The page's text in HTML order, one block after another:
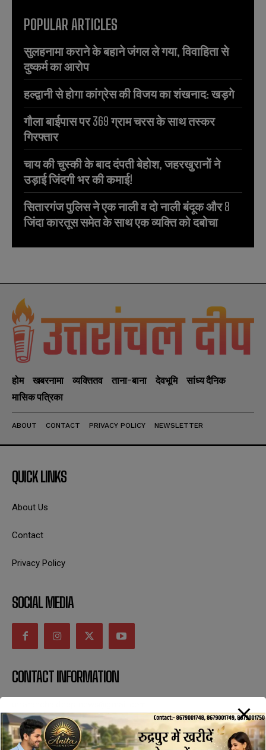
POPULAR ARTICLES
सुलहनामा कराने के बहाने जंगल ले गया, विवाहिता से
दुष्कर्म का आरोप
हल्द्वानी से होगा कांग्रेस की विजय का शंखनाद: खड़गे
गौला बाईपास पर 369 ग्राम चरस के साथ तस्कर
गिरफ्तार
चाय की चुस्की के बाद दंपती बेहोश, जहरखुरानों ने
उड़ाई जिंदगी भर की कमाई!
सितारगंज पुलिस ने एक नाली व दो नाली बंदूक और 8
जिंदा कारतूस समेत के साथ एक व्यक्ति को दबोचा
होम खबरनामा व्यक्तितव ताना-बाना देवभूमि
सांध्य दैनिक
मासिक पत्रिका
ABOUT CONTACT PRIVACY POLICY NEWSLETTER
QUICK LINKS
About Us
Contact
Privacy Policy
SOCIAL MEDIA
CONTACT INFORMATION
SUBSCRIBE NOW